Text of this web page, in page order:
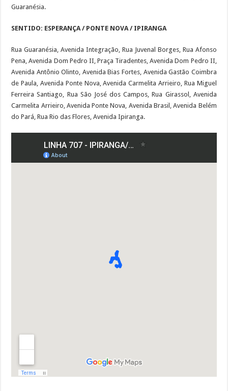
Guaranésia.
SENTIDO: ESPERANÇA / PONTE NOVA / IPIRANGA
Rua Guaranésia, Avenida Integração, Rua Juvenal Borges, Rua Afonso
Pena, Avenida Dom Pedro II, Praça Tiradentes, Avenida Dom Pedro II,
Avenida Antônio Olinto, Avenida Bias Fortes, Avenida Gastão Coimbra
de Paula, Avenida Ponte Nova, Avenida Carmelita Arrieiro, Rua Miguel
Ferreira Santiago, Rua São José dos Campos, Rua Girassol, Avenida
Carmelita Arrieiro, Avenida Ponte Nova, Avenida Brasil, Avenida Belém
do Pará, Rua Rio das Flores, Avenida Ipiranga.